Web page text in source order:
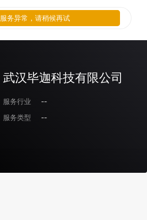
武汉毕迦科技有限公司
服务行业
--
服务类型
--
服务异常，请稍候再试